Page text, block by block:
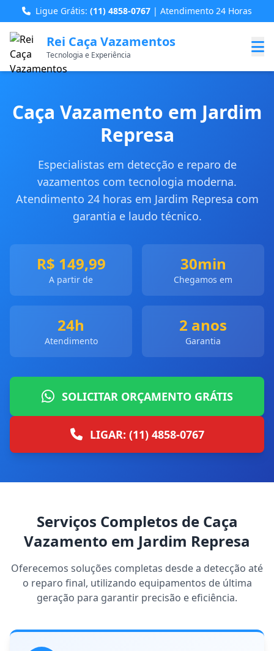
Ligue Grátis: (11) 4858-0767 | Atendimento 24 Horas
Rei Caça Vazamentos
Tecnologia e Experiência
Caça Vazamento em Jardim
Represa
Especialistas em detecção e reparo de
vazamentos com tecnologia moderna.
Atendimento 24 horas em Jardim Represa com
garantia e laudo técnico.
R$ 149,99
A partir de
30min
Chegamos em
24h
Atendimento
2 anos
Garantia
SOLICITAR ORÇAMENTO GRÁTIS
LIGAR: (11) 4858-0767
Serviços Completos de Caça
Vazamento em Jardim Represa
Oferecemos soluções completas desde a detecção até
o reparo final, utilizando equipamentos de última
geração para garantir precisão e eficiência.